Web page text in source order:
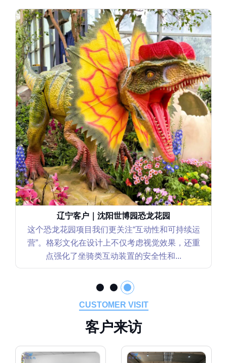
辽宁客户｜沈阳世博园恐龙花园
这个恐龙花园项目我们更关注“互动性和可持续运
营”。格彩文化在设计上不仅考虑视觉效果，还重
点强化了坐骑类互动装置的安全性和...
CUSTOMER VISIT
客户来访